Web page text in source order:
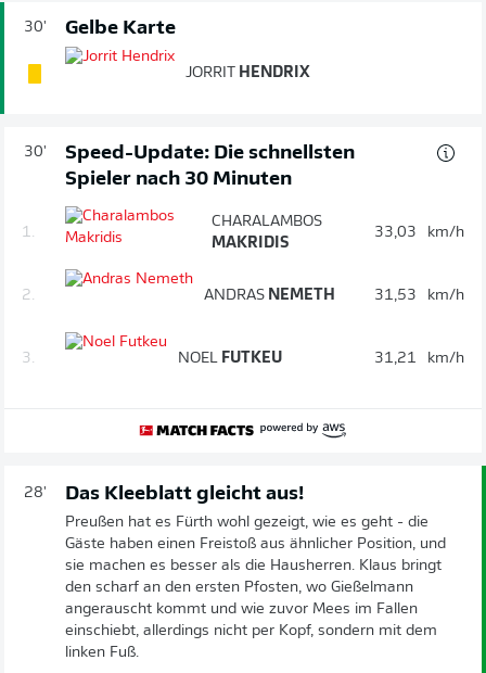
30' Gelbe Karte
JORRIT HENDRIX
30'
Speed-Update: Die schnellsten
Spieler nach 30 Minuten
1.
CHARALAMBOS
MAKRIDIS
33,03 km/h
2. ANDRAS NEMETH 31,53 km/h
3. NOEL FUTKEU 31,21 km/h
28' Das Kleeblatt gleicht aus!
Preußen hat es Fürth wohl gezeigt, wie es geht - die
Gäste haben einen Freistoß aus ähnlicher Position, und
sie machen es besser als die Hausherren. Klaus bringt
den scharf an den ersten Pfosten, wo Gießelmann
angerauscht kommt und wie zuvor Mees im Fallen
einschiebt, allerdings nicht per Kopf, sondern mit dem
linken Fuß.